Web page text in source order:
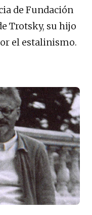
de Fundación
Trotsky, su hijo
el estalinismo.